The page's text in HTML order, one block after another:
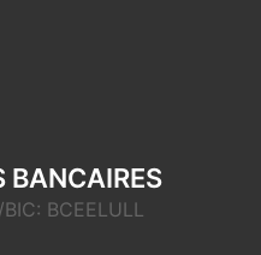
BANCAIRES
BCEELULL